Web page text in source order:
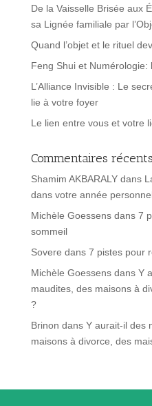
De la Vaisselle Brisée aux
sa Lignée familiale par
Quand l’objet et le rituel
Feng Shui et
L’Alliance Invisible : Le
lie à votre foyer
Le lien entre vous et votre
Commentaires récents
Shamim AKBARALYdans
dans votre année
Michèle Goessensdans 7
sommeil
Sovere dans 7 pistes pour
Michèle Goessensdans Y
maudites, des maisons à
?
Brinon dans Y aurait-il des
maisons à divorce, des